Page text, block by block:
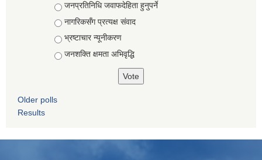
जनप्रतिनिधि जवाफदेहिता हुनुपर्ने
नागरिकसँग प्रत्यक्ष संवाद
भ्रष्टाचार न्यूनीकरण
जनशक्ति क्षमता अभिवृद्धि
Older polls
Results